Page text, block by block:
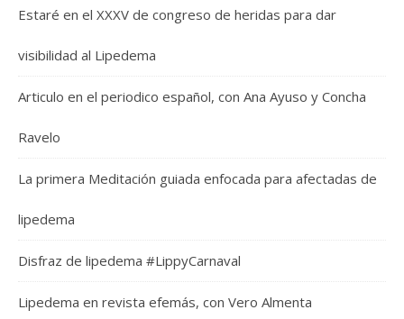
Estaré en el XXXV de congreso de heridas para dar
visibilidad al Lipedema
Articulo en el periodico español, con Ana Ayuso y Concha
Ravelo
La primera Meditación guiada enfocada para afectadas de
lipedema
Disfraz de lipedema #LippyCarnaval
Lipedema en revista efemás, con Vero Almenta